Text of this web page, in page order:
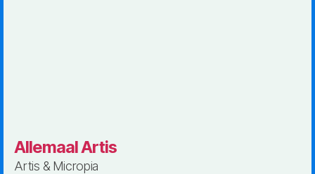
Allemaal Artis
Artis & Micropia